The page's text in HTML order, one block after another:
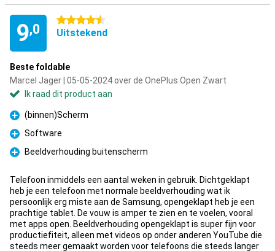
9,0
4.5 sterren
Uitstekend
Beste foldable
Marcel Jager | 05-05-2024 over de OnePlus Open Zwart
Ik raad dit product aan
Pluspunt
(binnen)Scherm
Pluspunt
Software
Pluspunt
Beeldverhouding buitenscherm
Telefoon inmiddels een aantal weken in gebruik. Dichtgeklapt
heb je een telefoon met normale beeldverhouding wat ik
persoonlijk erg miste aan de Samsung, opengeklapt heb je een
prachtige tablet. De vouw is amper te zien en te voelen, vooral
met apps open. Beeldverhouding opengeklapt is super fijn voor
productiefiteit, alleen met videos op onder anderen YouTube die
steeds meer gemaakt worden voor telefoons die steeds langer